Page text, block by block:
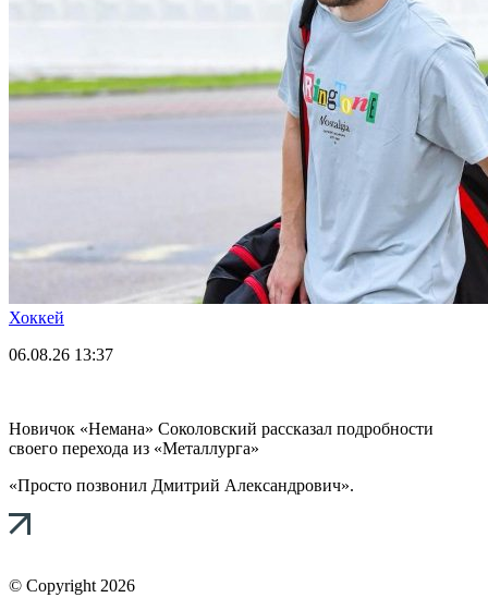
Хоккей
06.08.26 13:37
Новичок «Немана» Соколовский рассказал подробности
своего перехода из «Металлурга»
«Просто позвонил Дмитрий Александрович».
© Copyright 2026